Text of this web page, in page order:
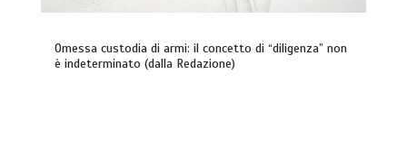
Omessa custodia di armi: il concetto di “diligenza” non
è indeterminato (dalla Redazione)